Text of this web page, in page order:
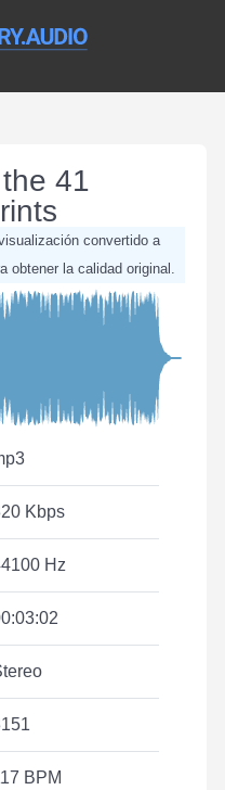
41
convertido a
obtener la calidad original.
Kbps
Hz
BPM